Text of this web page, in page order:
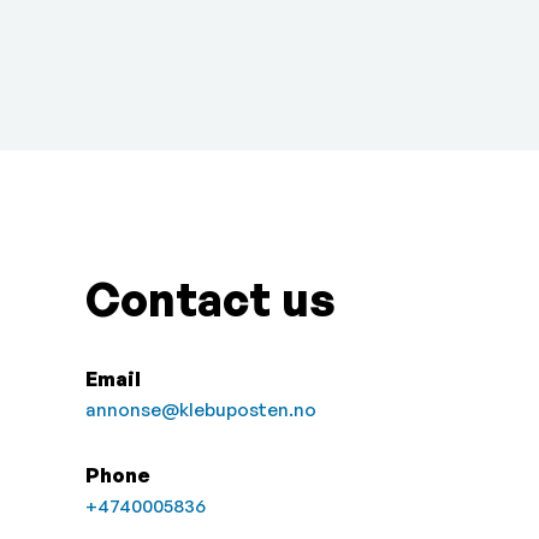
Contact us
Email
annonse@klebuposten.no
Phone
+4740005836